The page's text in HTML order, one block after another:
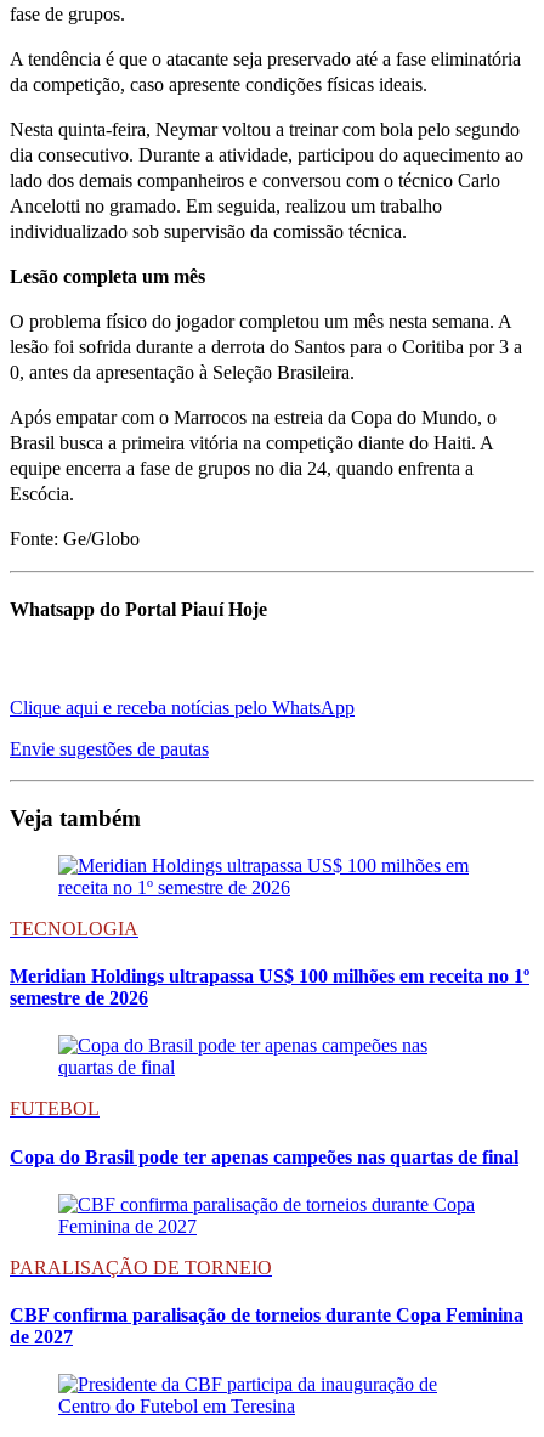
fase de grupos.
A tendência é que o atacante seja preservado até a fase eliminatória
da competição, caso apresente condições físicas ideais.
Nesta quinta-feira, Neymar voltou a treinar com bola pelo segundo
dia consecutivo. Durante a atividade, participou do aquecimento ao
lado dos demais companheiros e conversou com o técnico Carlo
Ancelotti no gramado. Em seguida, realizou um trabalho
individualizado sob supervisão da comissão técnica.
Lesão completa um mês
O problema físico do jogador completou um mês nesta semana. A
lesão foi sofrida durante a derrota do Santos para o Coritiba por 3 a
0, antes da apresentação à Seleção Brasileira.
Após empatar com o Marrocos na estreia da Copa do Mundo, o
Brasil busca a primeira vitória na competição diante do Haiti. A
equipe encerra a fase de grupos no dia 24, quando enfrenta a
Escócia.
Fonte: Ge/Globo
Whatsapp do Portal Piauí Hoje
Clique aqui e receba notícias pelo WhatsApp
Envie sugestões de pautas
Veja também
TECNOLOGIA
Meridian Holdings ultrapassa US$ 100 milhões em receita no 1º
semestre de 2026
FUTEBOL
Copa do Brasil pode ter apenas campeões nas quartas de final
PARALISAÇÃO DE TORNEIO
CBF confirma paralisação de torneios durante Copa Feminina
de 2027